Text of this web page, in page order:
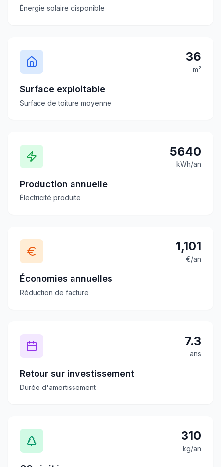
Énergie solaire disponible
36
m²
Surface exploitable
Surface de toiture moyenne
5640
kWh/an
Production annuelle
Électricité produite
1,101
€/an
Économies annuelles
Réduction de facture
7.3
ans
Retour sur investissement
Durée d'amortissement
310
kg/an